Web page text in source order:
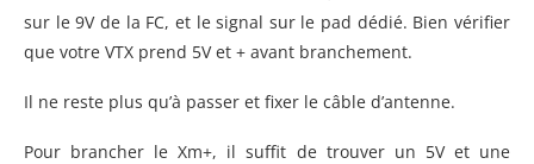
sur le 9V de la FC, et le signal sur le pad dédié. Bien vérifier
que votre VTX prend 5V et + avant branchement.
Il ne reste plus qu’à passer et fixer le câble d’antenne.
Pour brancher le Xm+, il suffit de trouver un 5V et une